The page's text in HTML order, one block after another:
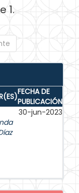
1.
FECHA DE
PUBLICACIÓN
30-jun-2023